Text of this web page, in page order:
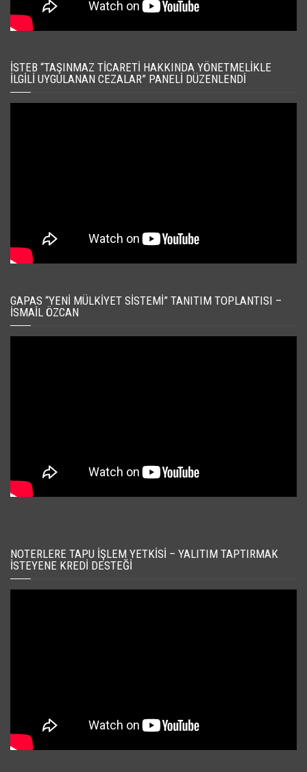
İSTEB “TAŞINMAZ TICARETI HAKKINDA YÖNETMELIKLE
İLGILI UYGULANAN CEZALAR” PANELI DÜZENLENDI
GAPAS “YENI MÜLKIYET SISTEMI” TANITIM TOPLANTISI –
İSMAIL ÖZCAN
NOTERLERE TAPU İŞLEM YETKISI – YALITIM TAPTIRMAK
İSTEYENE KREDI DESTEĞI